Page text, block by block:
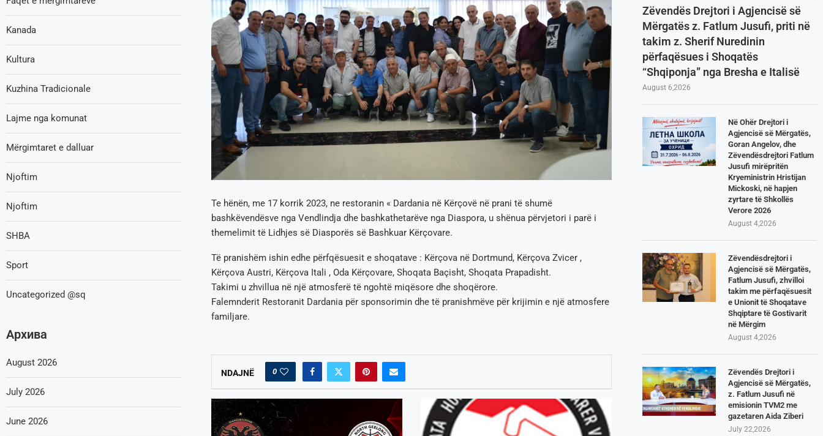
Te hënën, me 17 korrik 2023, ne restoranin « Dardania në Kërçovë në prani të shumë
bashkëvendësve nga Vendlindja dhe bashkathetarëve nga Diaspora, u shënua përvjetori i parë i
themelimit të Lidhjes së Diasporës së Bashkuar Kërçovare.
Të pranishëm ishin edhe përfqësuesit e shoqatave : Kërçova në Dortmund, Kërçova Zvicer ,
Kërçova Austri, Kërçova Itali , Oda Kërçovare, Shoqata Baçisht, Shoqata Prapadisht.
Takimi u zhvillua në një atmosferë të ngohtë miqësore dhe shoqërore.
Falemnderit Restoranit Dardania për sponsorimin dhe të pranishmëve për krijimin e një atmosfere
familjare.
NDAJNË 0
Zëvendës Drejtori i Agjencisë së
Mërgatës z. Fatlum Jusufi, priti në
takim z. Sherif Nuredinin
përfaqësues i Shoqatës
“Shqiponja” nga Bresha e Italisë
August 6,2026
Në Ohër Drejtori i
Agjencisë së Mërgatës,
Goran Angelov, dhe
Zëvendësdrejtori Fatlum
Jusufi mirëpritën
Kryeministrin Hristijan
Mickoski, në hapjen
zyrtare të Shkollës
Verore 2026
August 4,2026
Zëvendësdrejtori i
Agjencisë së Mërgatës,
Fatlum Jusufi, zhvilloi
takim me përfaqësuesit
e Unionit të Shoqatave
Shqiptare të Gostivarit
në Mërgim
August 4,2026
Zëvendës Drejtori i
Agjencisë së Mërgatës,
z. Fatlum Jusufi në
emisionin TVM2 me
gazetaren Aida Ziberi
July 22,2026
Kanada
Kultura
Kuzhina Tradicionale
Lajme nga komunat
Mërgimtaret e dalluar
Njoftim
Njoftim
SHBA
Sport
Uncategorized @sq
Архива
August 2026
July 2026
June 2026